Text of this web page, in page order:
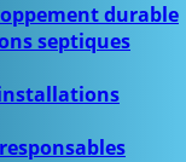
durable
septiques